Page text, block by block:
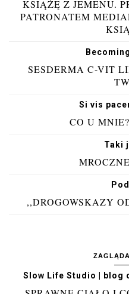
KSIĄŻĘ Z JEMENU.
PATRONATEM
SESDERMA C-VIT
Si vis
CO U
Taki
,,DROGOWSKAZY
Slow Life Studio | blog